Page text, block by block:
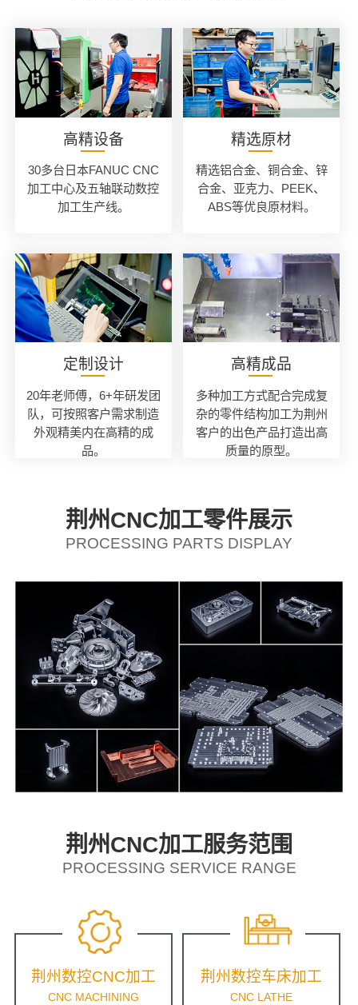
高精设备
30多台日本FANUC CNC
加工中心及五轴联动数控
加工生产线。
精选原材
精选铝合金、铜合金、锌
合金、亚克力、PEEK、
ABS等优良原材料。
定制设计
20年老师傅，6+年研发团
队，可按照客户需求制造
外观精美内在高精的成
品。
高精成品
多种加工方式配合完成复
杂的零件结构加工为荆州
客户的出色产品打造出高
质量的原型。
荆州CNC加工零件展示
PROCESSING PARTS DISPLAY
荆州CNC加工服务范围
PROCESSING SERVICE RANGE
荆州数控CNC加工
CNC MACHINING
荆州数控车床加工
CNC LATHE